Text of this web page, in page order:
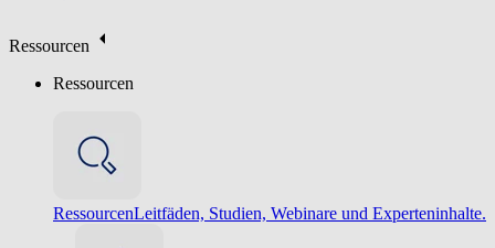
Ressourcen
Ressourcen
RessourcenLeitfäden, Studien, Webinare und Experteninhalte.